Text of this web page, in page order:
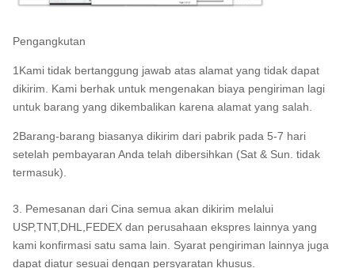
Pengangkutan
1Kami tidak bertanggung jawab atas alamat yang tidak dapat
dikirim. Kami berhak untuk mengenakan biaya pengiriman lagi
untuk barang yang dikembalikan karena alamat yang salah.
2Barang-barang biasanya dikirim dari pabrik pada 5-7 hari
setelah pembayaran Anda telah dibersihkan (Sat & Sun. tidak
termasuk).
3. Pemesanan dari Cina semua akan dikirim melalui
USP,TNT,DHL,FEDEX dan perusahaan ekspres lainnya yang
kami konfirmasi satu sama lain. Syarat pengiriman lainnya juga
dapat diatur sesuai dengan persyaratan khusus.